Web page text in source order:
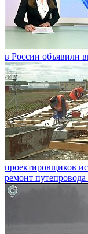
в России объявили
проектировщиков
ремонт путепровода